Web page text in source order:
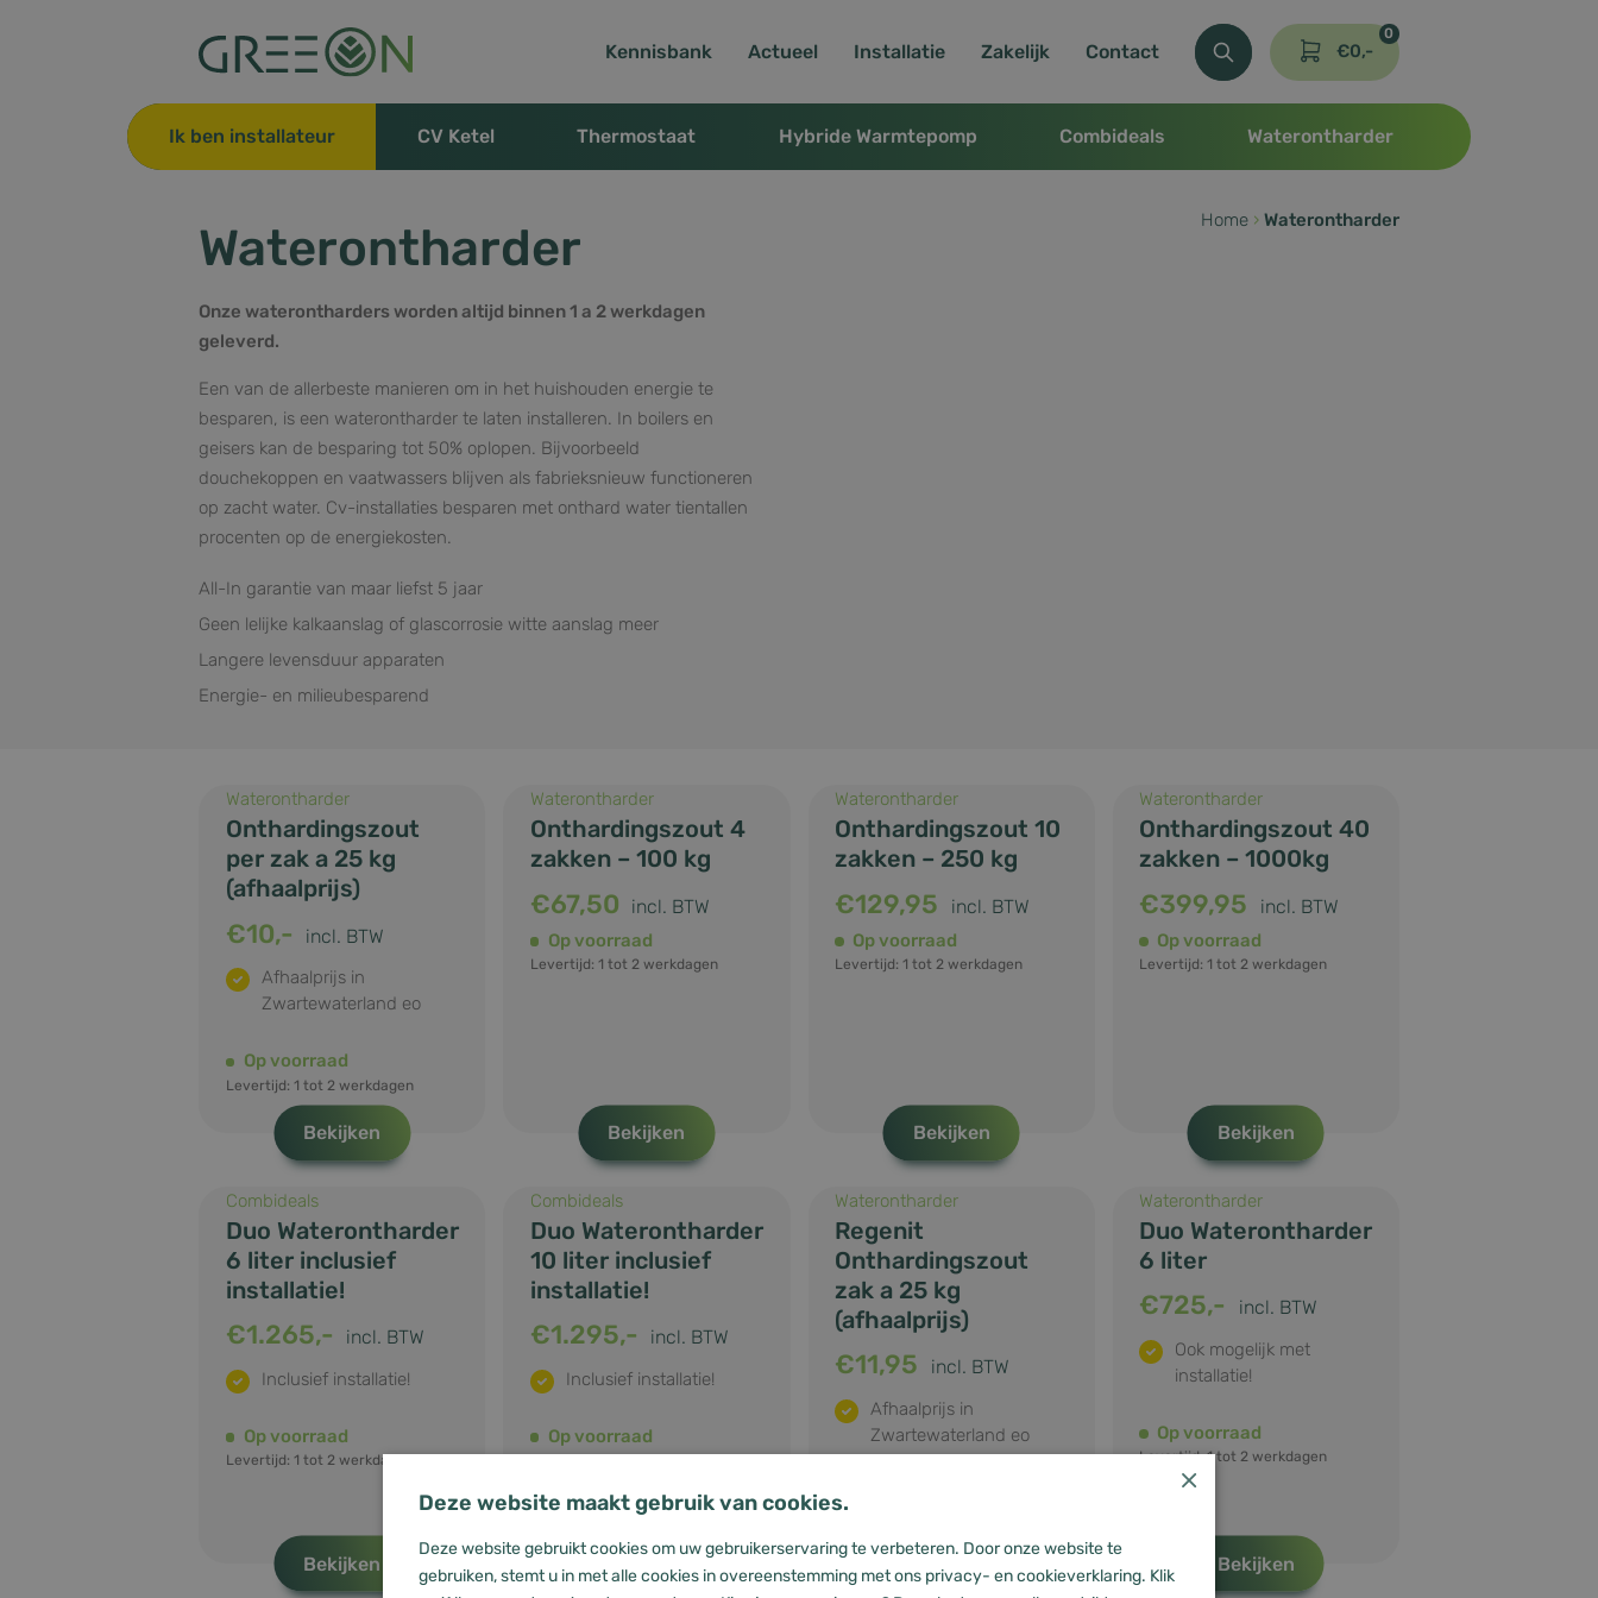
Kennisbank Actueel Installatie Zakelijk Contact €0,-
0
Ik ben installateur CV Ketel Thermostaat Hybride Warmtepomp Combideals Waterontharder
Home › Waterontharder
Waterontharder
Onze waterontharders worden altijd binnen 1 a 2 werkdagen
geleverd.
Een van de allerbeste manieren om in het huishouden energie te
besparen, is een waterontharder te laten installeren. In boilers en
geisers kan de besparing tot 50% oplopen. Bijvoorbeeld
douchekoppen en vaatwassers blijven als fabrieksnieuw functioneren
op zacht water. Cv-installaties besparen met onthard water tientallen
procenten op de energiekosten.
All-In garantie van maar liefst 5 jaar
Geen lelijke kalkaanslag of glascorrosie witte aanslag meer
Langere levensduur apparaten
Energie- en milieubesparend
Waterontharder
Onthardingszout
per zak a 25 kg
(afhaalprijs)
€10,- incl. BTW
Afhaalprijs in
Zwartewaterland eo
Op voorraad
Levertijd: 1 tot 2 werkdagen
Bekijken
Waterontharder
Onthardingszout 4
zakken – 100 kg
€67,50 incl. BTW
Op voorraad
Levertijd: 1 tot 2 werkdagen
Bekijken
Waterontharder
Onthardingszout 10
zakken – 250 kg
€129,95 incl. BTW
Op voorraad
Levertijd: 1 tot 2 werkdagen
Bekijken
Waterontharder
Onthardingszout 40
zakken – 1000kg
€399,95 incl. BTW
Op voorraad
Levertijd: 1 tot 2 werkdagen
Bekijken
Combideals
Duo Waterontharder
6 liter inclusief
installatie!
€1.265,- incl. BTW
Inclusief installatie!
Op voorraad
Levertijd: 1 tot 2 werkdagen
Bekijken
Combideals
Duo Waterontharder
10 liter inclusief
installatie!
€1.295,- incl. BTW
Inclusief installatie!
Op voorraad
Waterontharder
Regenit
Onthardingszout
zak a 25 kg
(afhaalprijs)
€11,95 incl. BTW
Afhaalprijs in
Zwartewaterland eo
Langere levertijd
Waterontharder
Duo Waterontharder
6 liter
€725,- incl. BTW
Ook mogelijk met
installatie!
Op voorraad
Levertijd: 1 tot 2 werkdagen
Bekijken
×
Deze website maakt gebruik van cookies.
Deze website gebruikt cookies om uw gebruikerservaring te verbeteren. Door onze website te
gebruiken, stemt u in met alle cookies in overeenstemming met ons privacy- en cookieverklaring. Klik